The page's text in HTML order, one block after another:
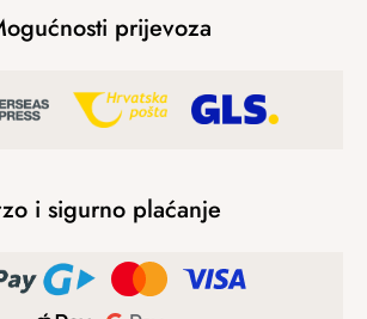
prijevoza
i sigurno plaćanje